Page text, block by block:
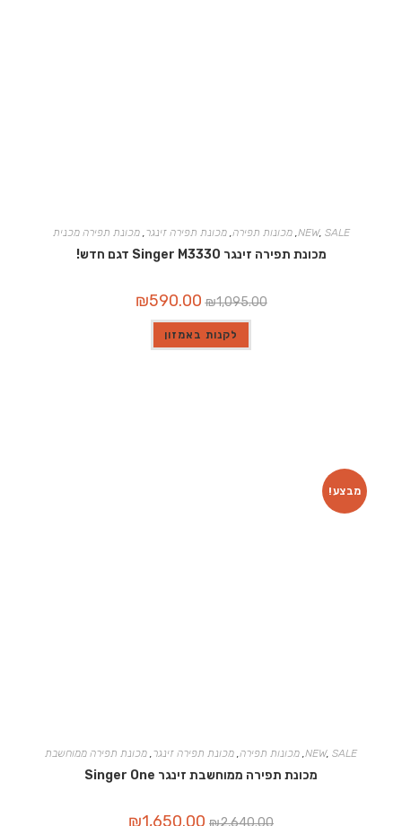
NEW, SALE
,מכונות תפירה,מכונת תפירה זינגר,מכונת תפירה מכנית
מכונת תפירה זינגר Singer M3330 דגם חדש!
₪1,095.00
המחיר
המקורי
היה:
₪1,095.00.
₪590.00
לקנות באמזון
מבצע!
NEW, SALE
, מכונות תפירה, מכונת תפירה זינגר, מכונת תפירה ממוחשבת
מכונת תפירה ממוחשבת זינגר Singer One
₪2,640.00
המחיר
₪1,650.00